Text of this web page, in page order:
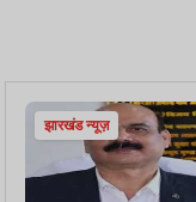
झारखंड न्यूज़